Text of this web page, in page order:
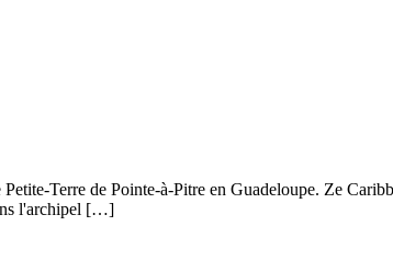
Terre de Pointe-à-Pitre en Guadeloupe. Ze
l'archipel […]